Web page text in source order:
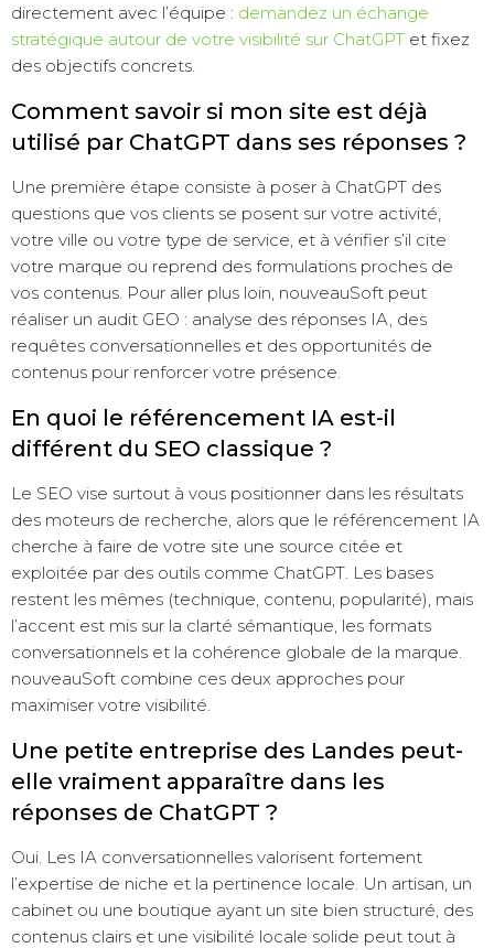
directement avec l’équipe : demandez un échange
stratégique autour de votre visibilité sur ChatGPT et fixez
des objectifs concrets.
Comment savoir si mon site est déjà
utilisé par ChatGPT dans ses réponses ?
Une première étape consiste à poser à ChatGPT des
questions que vos clients se posent sur votre activité,
votre ville ou votre type de service, et à vérifier s’il cite
votre marque ou reprend des formulations proches de
vos contenus. Pour aller plus loin, nouveauSoft peut
réaliser un audit GEO : analyse des réponses IA, des
requêtes conversationnelles et des opportunités de
contenus pour renforcer votre présence.
En quoi le référencement IA est-il
différent du SEO classique ?
Le SEO vise surtout à vous positionner dans les résultats
des moteurs de recherche, alors que le référencement IA
cherche à faire de votre site une source citée et
exploitée par des outils comme ChatGPT. Les bases
restent les mêmes (technique, contenu, popularité), mais
l’accent est mis sur la clarté sémantique, les formats
conversationnels et la cohérence globale de la marque.
nouveauSoft combine ces deux approches pour
maximiser votre visibilité.
Une petite entreprise des Landes peut-
elle vraiment apparaître dans les
réponses de ChatGPT ?
Oui. Les IA conversationnelles valorisent fortement
l’expertise de niche et la pertinence locale. Un artisan, un
cabinet ou une boutique ayant un site bien structuré, des
contenus clairs et une visibilité locale solide peut tout à